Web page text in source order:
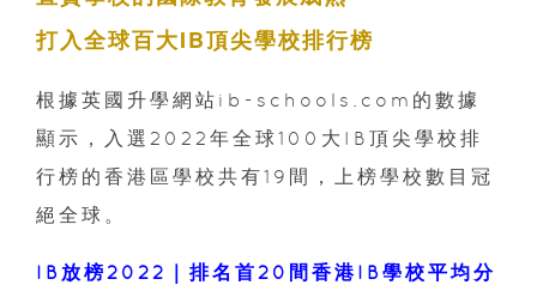
打入全球百大IB頂尖學校排行榜
根據英國升學網站ib-schools.com的數據
顯示，入選2022年全球100大IB頂尖學校排
行榜的香港區學校共有19間，上榜學校數目冠
絕全球。
IB放榜2022｜排名首20間香港IB學校平均分